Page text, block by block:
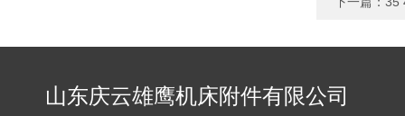
山东庆云雄鹰机床附件有限公司